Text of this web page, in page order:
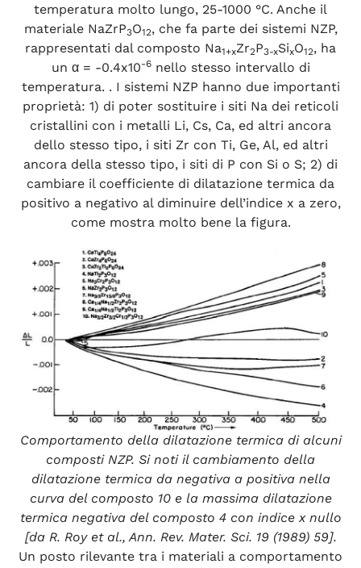
temperatura molto lungo, 25-1000 °C. Anche il
materiale NaZrP3O12, che fa parte dei sistemi NZP,
rappresentati dal composto Na1+xZr2P3-xSixO12, ha
un α = -0.4x10-6nello stesso intervallo di
temperatura. . I sistemi NZP hanno due importanti
proprietà: 1) di poter sostituire i siti Na dei reticoli
cristallini con i metalli Li, Cs, Ca, ed altri ancora
dello stesso tipo, i siti Zr con Ti, Ge, Al, ed altri
ancora della stesso tipo, i siti di P con Si o S; 2) di
cambiare il coefficiente di dilatazione termica da
positivo a negativo al diminuire dell’indice x a zero,
come mostra molto bene la figura.
Comportamento della dilatazione termica di alcuni
composti NZP. Si noti il cambiamento della
dilatazione termica da negativa a positiva nella
curva del composto 10 e la massima dilatazione
termica negativa del composto 4 con indice x nullo
[da R. Roy et al., Ann. Rev. Mater. Sci. 19 (1989) 59].
Un posto rilevante tra i materiali a comportamento